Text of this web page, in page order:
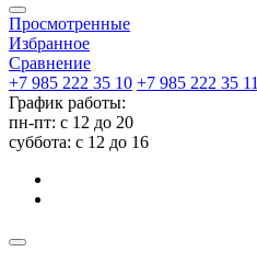
Просмотренные
Избранное
Сравнение
+7 985 222 35 10 +7 985 222 35 11
График работы:
пн-пт: с 12 до 20
суббота: c 12 до 16